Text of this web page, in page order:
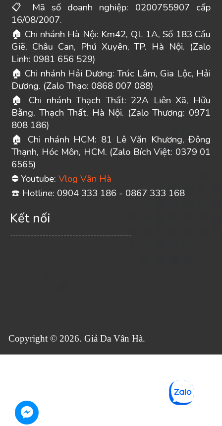
📋
Mã số doanh nghiệp: 0200755907 cấp
16/08/2007.
🏠 Chi nhánh Hà Nội: Km42, QL 1A, Số 183 Cầu
Giẽ, Châu Can, Phú Xuyên, TP. Hà Nội. (Zalo
Linh: 0981 656 529)
🏠 Chi nhánh Hải Dương: Trúc Lâm, Gia Lộc, Hải
Dương. (Zalo Thạo: 0868 007 088)
🏠 Chi nhánh Thạch Thất: 22A Liên Xã, Hữu
Bằng, Thạch Thất, Hà Nội. (Zalo Thương: 0971
808 186)
🏠
Chi nhánh HCM: 81 Lê Văn Khương, Đông
Thạnh, Hóc Môn, HCM. (Zalo Bích Việt: 0379 01
6565)
⛔ Youtube: Vlog Vân Hà
☎ ️ Hotline: 0904 333 186 - 0867 333 168
Kết nối
-----------------------------------------
Copyright © 2026. Giả Da Vân Hà.